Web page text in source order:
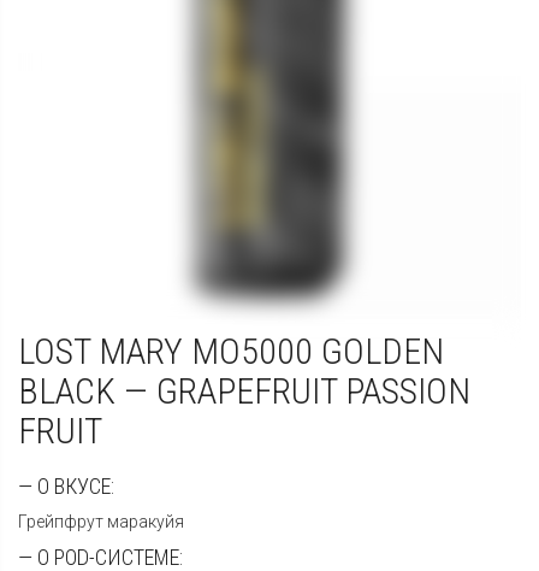
LOST MARY MO5000 GOLDEN
BLACK — GRAPEFRUIT PASSION
FRUIT
— О ВКУСЕ:
Грейпфрут маракуйя
— О POD-СИСТЕМЕ: